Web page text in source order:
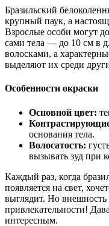
Бразильский
крупный паук, а
Взрослые особи могут
сами тела — до 10 см в
волосками, а
выделяют их среди
Особенности окраски
Основной цвет:
основания тела.
Волосатость:
вызывать зуд при
Каждый раз, когда
появляется на свет,
выглядит. Но внешность
привлекательности!
интересным.